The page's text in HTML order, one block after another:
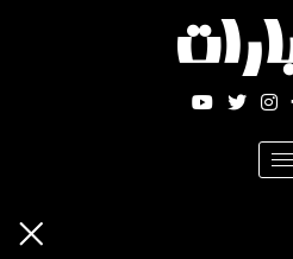
Toggle
navigation